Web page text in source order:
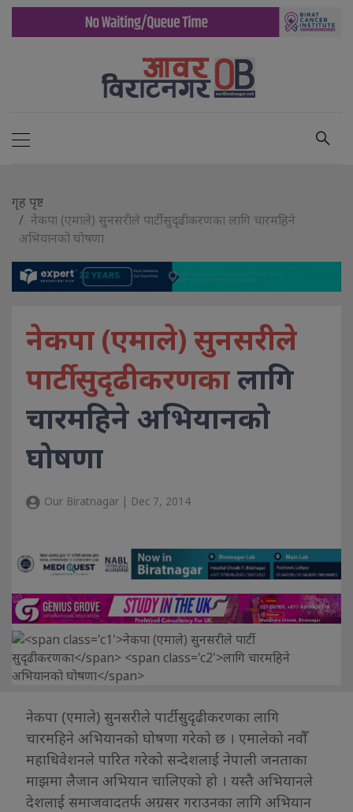
गृह पृष्ट
नेकपा (एमाले) सुनसरीले पार्टी सुदृढीकरणका लागि चारमहिने
अभियानको घोषणा
नेकपा (एमाले) सुनसरीले
पार्टी सुदृढीकरणकालागि
चारमहिने अभियानको
घोषणा
Our Biratnagar | Dec 7, 2014
नेकपा (एमाले) सुनसरीले पार्टी सुदृढीकरणका लागि
चारमहिने अभियानको घोषणा गरेको छ । एमालेको नवौँ
महाधिवेशनले पारित गरेको सन्देशलाई नेपाली जनताका
माझमा लैजान अभियान चालिएको हो । यस्तै अभियानले
देशलाई समाजवादतर्फ अग्रसर गराउनका लागि अभियान